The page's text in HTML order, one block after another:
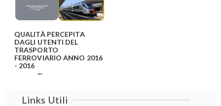
QUALITÀ PERCEPITA
DAGLI UTENTI DEL
TRASPORTO
FERROVIARIO ANNO 2016
- 2016
Report
Links Utili